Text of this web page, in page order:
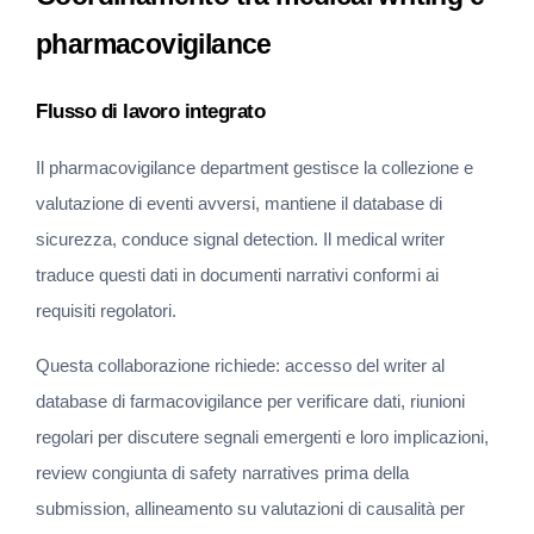
pharmacovigilance
Flusso di lavoro integrato
Il pharmacovigilance department gestisce la collezione e
valutazione di eventi avversi, mantiene il database di
sicurezza, conduce signal detection. Il medical writer
traduce questi dati in documenti narrativi conformi ai
requisiti regolatori.
Questa collaborazione richiede: accesso del writer al
database di farmacovigilance per verificare dati, riunioni
regolari per discutere segnali emergenti e loro implicazioni,
review congiunta di safety narratives prima della
submission, allineamento su valutazioni di causalità per